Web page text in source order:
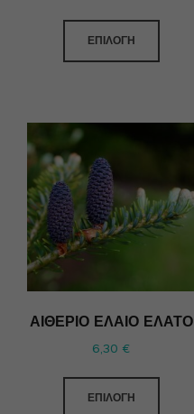
ΕΠΙΛΟΓΉ
ΑΙΘΈΡΙΟ ΈΛΑΙΟ ΈΛΑΤΟ
6,30 €
ΕΠΙΛΟΓΉ